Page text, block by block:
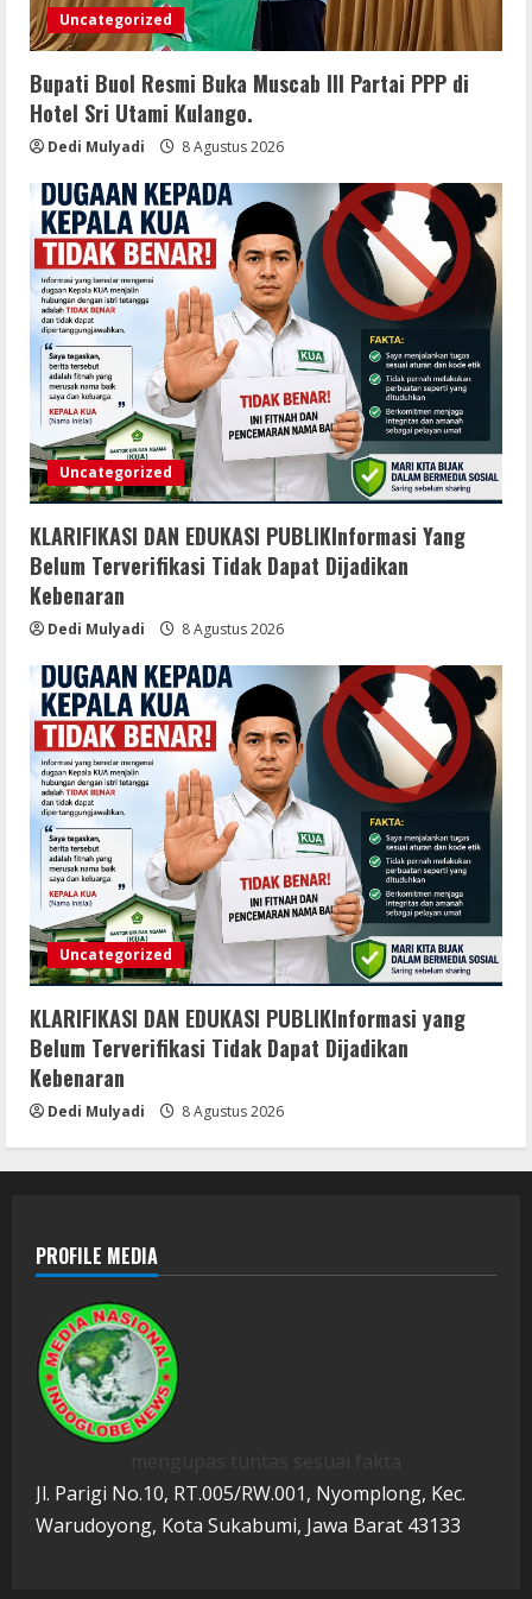
Uncategorized
Bupati Buol Resmi Buka Muscab III Partai PPP di
Hotel Sri Utami Kulango.
Dedi Mulyadi 8 Agustus 2026
Uncategorized
KLARIFIKASI DAN EDUKASI PUBLIKInformasi Yang
Belum Terverifikasi Tidak Dapat Dijadikan
Kebenaran
Dedi Mulyadi 8 Agustus 2026
Uncategorized
KLARIFIKASI DAN EDUKASI PUBLIKInformasi yang
Belum Terverifikasi Tidak Dapat Dijadikan
Kebenaran
Dedi Mulyadi 8 Agustus 2026
PROFILE MEDIA
Jl. Parigi No.10, RT.005/RW.001, Nyomplong, Kec.
Warudoyong, Kota Sukabumi, Jawa Barat 43133